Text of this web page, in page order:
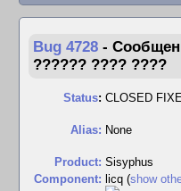
Bug 4728 -
?????? ???? ????
Status: CLOSED
Alias: None
Product: Sisyphus
Component: licq (show